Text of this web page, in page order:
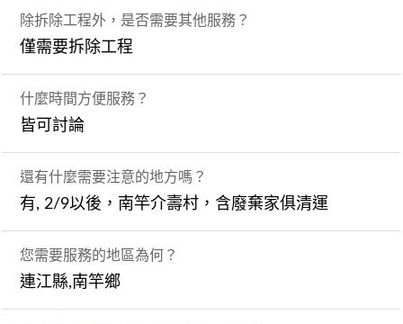
除拆除工程外，是否需要其他服務？
僅需要拆除工程
什麼時間方便服務？
皆可討論
還有什麼需要注意的地方嗎？
有, 2/9以後，南竿介壽村，含廢棄家俱清運
您需要服務的地區為何？
連江縣,南竿鄉